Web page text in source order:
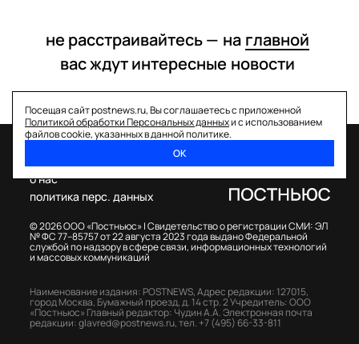
не расстраивайтесь — на главной
вас ждут интересные новости
Посещая сайт postnews.ru, Вы соглашаетесь с приложенной
Политикой обработки Персональных данныхи с использованием
файлов cookie, указанных в данной политике.
ОК
© 2026 ООО «Постньюс» |Свидетельство о регистрации СМИ: ЭЛ
№ ФС 77–85757 от 22 августа 2023 года выдано Федеральной
службой по надзору в сфере связи, информационных технологий
и массовых коммуникаций
о нас
политика перс. данных
Наименование издания: POSTNEWS,Адрес редакции: 127015,
город Москва, Бумажный проезд, д. 14 стр. 2Учредитель: ООО
«Постньюс» Главный редактор: Чудин А.А.Электронная почта
редакции:glavred@postnews.ru,тел. +7 (495) 66-33-811